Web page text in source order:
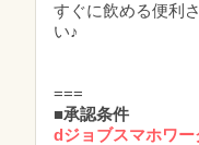
すぐに飲める便利
い♪
===
■承認条件
dジョブスマホワ